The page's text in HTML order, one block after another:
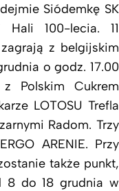
Siódemkę SK
100-lecia. 11
z belgijskim
o godz. 17.00
Polskim Cukrem
LOTOSU Trefla
Radom. Trzy
ARENIE. Przy
także punkt,
8 do 18 grudnia w